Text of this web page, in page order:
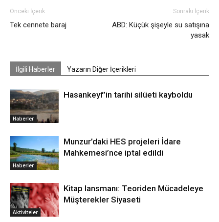
Önceki İçerik
Tek cennete baraj
Sonraki İçerik
ABD: Küçük şişeyle su satışına
yasak
İlgili Haberler Yazarın Diğer İçerikleri
Haberler
Hasankeyf’in tarihi silüeti kayboldu
Haberler
Munzur’daki HES projeleri İdare
Mahkemesi’nce iptal edildi
Aktiviteler
Kitap lansmanı: Teoriden Mücadeleye
Müşterekler Siyaseti